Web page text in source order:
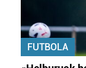
FUTBOLA